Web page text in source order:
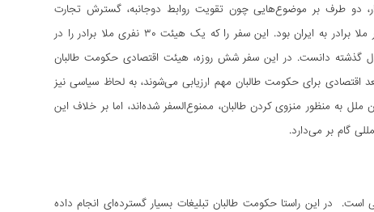
دو طرف بر موضوع‌هایی چون تقویت روابط دوجانبه، گسترش تجارت
فی‌مابین، اتصال منطقه‌ای،‌ جلب سرمایه‌گذاری‌های ترکیه در افغانستان و... بحث کردند. سفر دیگر ملا برادر به ایران بود. این سفر را که یک هیئت ۳۰ نفری ملا برادر را در
گذشته دانست. در این سفر شش روزه، هیئت اقتصادی حکومت طالبان
اقتصادی برای حکومت طالبان مهم ارزیابی می‌شوند، به ‌لحاظ سیاسی نیز
به منظور منزوی کردن طالبان، ممنوع‌السفر شده‌اند، اما بر خلاف این
گام بر می‌دارد.
در این راستا حکومت طالبان تبلیغات بسیار گسترده‌ای انجام داده